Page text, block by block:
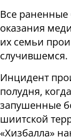
Все
оказания
их семьи
случившемся.
Инцидент
полудня,
запушенные
шиитской
«Хизбалла»